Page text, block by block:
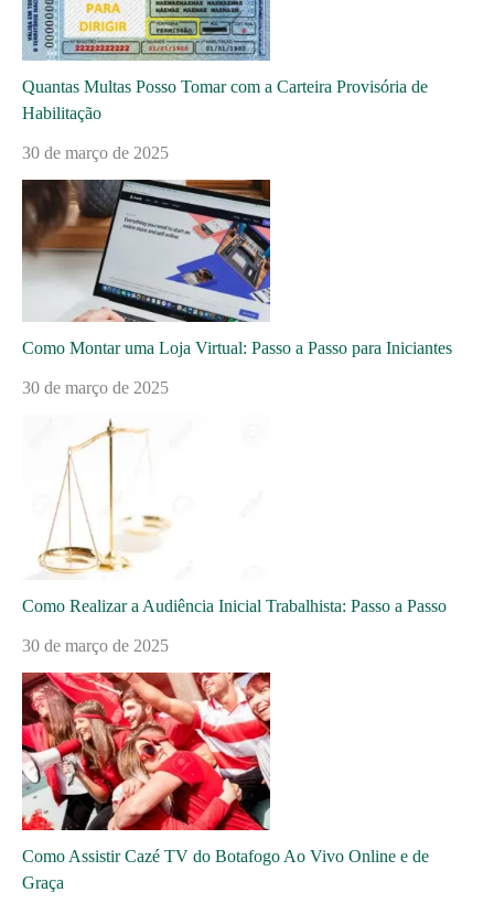
Quantas Multas Posso Tomar com a Carteira Provisória de
Habilitação
30 de março de 2025
Como Montar uma Loja Virtual: Passo a Passo para Iniciantes
30 de março de 2025
Como Realizar a Audiência Inicial Trabalhista: Passo a Passo
30 de março de 2025
Como Assistir Cazé TV do Botafogo Ao Vivo Online e de
Graça